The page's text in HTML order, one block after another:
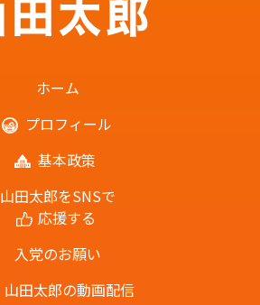
ホーム
プロフィール
基本政策
山田太郎をSNSで
応援する
入党のお願い
山田太郎の動画配信